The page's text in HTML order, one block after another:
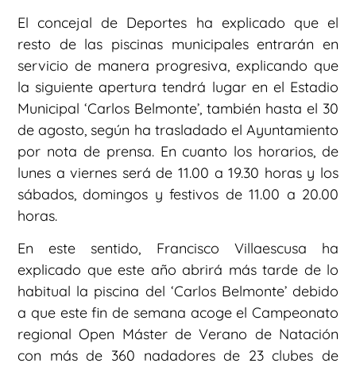
El concejal de Deportes ha explicado que el
resto de las piscinas municipales entrarán en
servicio de manera progresiva, explicando que
la siguiente apertura tendrá lugar en el Estadio
Municipal ‘Carlos Belmonte’, también hasta el 30
de agosto, según ha trasladado el Ayuntamiento
por nota de prensa. En cuanto los horarios, de
lunes a viernes será de 11.00 a 19.30 horas y los
sábados, domingos y festivos de 11.00 a 20.00
horas.
En este sentido, Francisco Villaescusa ha
explicado que este año abrirá más tarde de lo
habitual la piscina del ‘Carlos Belmonte’ debido
a que este fin de semana acoge el Campeonato
regional Open Máster de Verano de Natación
con más de 360 nadadores de 23 clubes de